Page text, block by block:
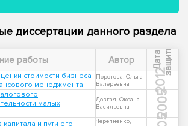
диссертации данного раздела
работы Автор Д
а
т
а
з
а
щ
и
ты
стоимости бизнеса
менеджмента
Поротова, Ольга
Валерьевна
2012
малых
Довгая, Оксана
Васильевна
2005
и пути его
Черепненко,